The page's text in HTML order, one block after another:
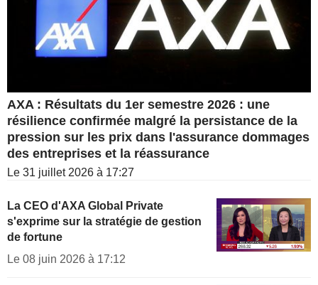
AXA : Résultats du 1er semestre 2026 : une
résilience confirmée malgré la persistance de la
pression sur les prix dans l'assurance dommages
des entreprises et la réassurance
Le 31 juillet 2026 à 17:27
La CEO d'AXA Global Private
s'exprime sur la stratégie de gestion
de fortune
Le 08 juin 2026 à 17:12